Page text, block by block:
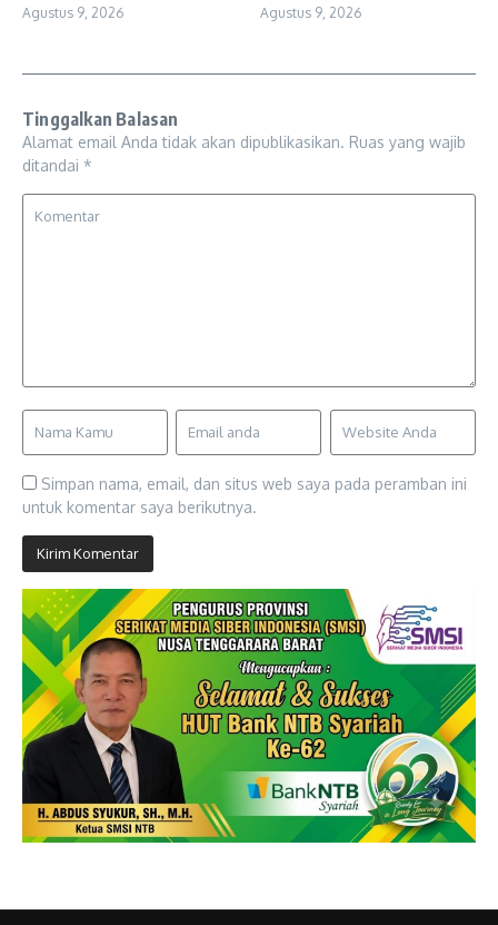
Agustus 9, 2026 Agustus 9, 2026
Tinggalkan Balasan
Alamat email Anda tidak akan dipublikasikan. Ruas yang wajib
ditandai *
Simpan nama, email, dan situs web saya pada peramban ini
untuk komentar saya berikutnya.